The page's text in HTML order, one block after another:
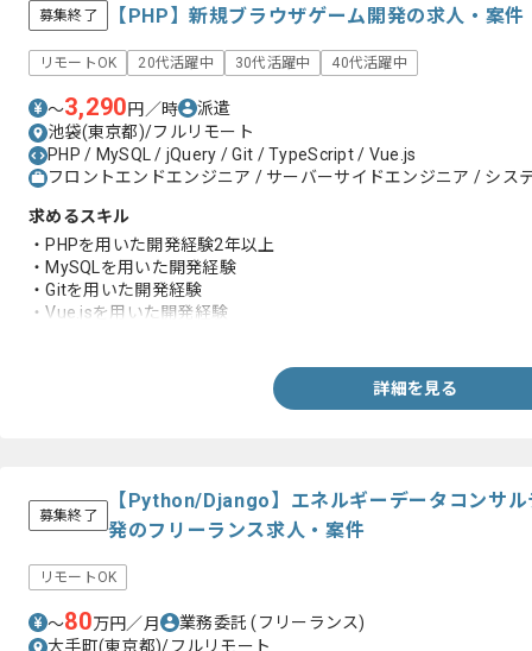
募集終了 【PHP】新規ブラウザゲーム開発の求人・案件
リモートOK 20代活躍中 30代活躍中 40代活躍中
〜3,290円／時
派遣
池袋(東京都)/フルリモート
PHP / MySQL / jQuery / Git / TypeScript / Vue.js
フロントエンドエンジニア / サーバーサイドエンジニア / シス
求めるスキル
・PHPを用いた開発経験2年以上
・MySQLを用いた開発経験
・Gitを用いた開発経験
・Vue.jsを用いた開発経験
詳細を見る
募集終了
【Python/Django】エネルギーデータコンサル
発のフリーランス求人・案件
リモートOK
〜80万円／月 業務委託(フリーランス)
大手町(東京都)/フルリモート